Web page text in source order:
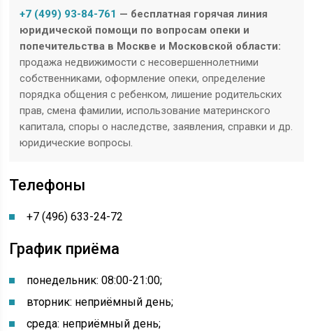
+7 (499) 93-84-761 — бесплатная горячая линия
юридической помощи по вопросам опеки и
попечительства в Москве и Московской области:
продажа недвижимости с несовершеннолетними
собственниками, оформление опеки, определение
порядка общения с ребенком, лишение родительских
прав, смена фамилии, использование материнского
капитала, споры о наследстве, заявления, справки и др.
юридические вопросы.
Телефоны
+7 (496) 633-24-72
График приёма
понедельник: 08:00-21:00;
вторник: неприёмный день;
среда: неприёмный день;